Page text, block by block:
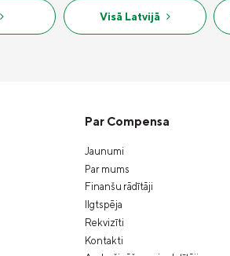
Visā Latvijā
Par Compensa
Jaunumi
Par mums
Finanšu rādītāji
Ilgtspēja
Rekvizīti
Kontakti